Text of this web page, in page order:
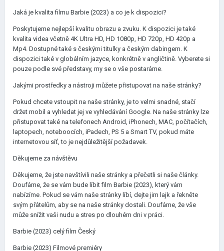
Jaká je kvalita filmu Barbie (2023) a co je k dispozici?
Poskytujeme nejlepší kvalitu obrazu a zvuku. K dispozici je také
kvalita videa včetně 4K Ultra HD, HD 1080p, HD 720p, HD 420p a
Mp4. Dostupné také s českými titulky a českým dabingem. K
dispozici také v globálním jazyce, konkrétně v angličtině. Vyberete si
pouze podle své představy, my se o vše postaráme.
Jakými prostředky a nástroji můžete přistupovat na naše stránky?
Pokud chcete vstoupit na naše stránky, je to velmi snadné, stačí
držet mobil a vyhledat jej ve vyhledávání Google. Na naše stránky lze
přistupovat také na telefonech Android, iPhonech, MAC, počítačích,
laptopech, noteboocích, iPadech, PS 5 a Smart TV, pokud máte
internetovou síť, to je nejdůležitější požadavek.
Děkujeme za návštěvu
Děkujeme, že jste navštívili naše stránky a přečetli si naše články.
Doufáme, že se vám bude líbit film Barbie (2023), který vám
nabízíme. Pokud se vám naše stránky líbí, dejte jim lajk a řekněte
svým přátelům, aby se na naše stránky dostali. Doufáme, že vše
může snížit vaši nudu a stres po dlouhém dni v práci.
Barbie (2023) celý film Český
Barbie (2023) Filmové premiéry